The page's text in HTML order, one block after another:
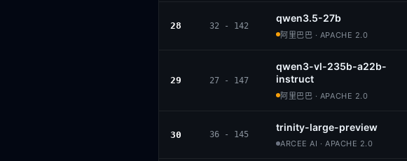
28 32 - 142
qwen3.5-27b
阿里巴巴 · APACHE 2.0
29 27 - 147
qwen3-vl-235b-a22b-
instruct
阿里巴巴 · APACHE 2.0
30 36 - 145
trinity-large-preview
ARCEE AI · APACHE 2.0